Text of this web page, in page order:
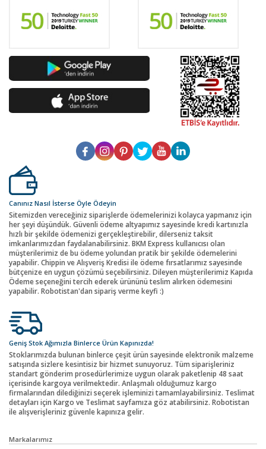
Canınız Nasıl İsterse Öyle Ödeyin
Sitemizden vereceğiniz siparişlerde ödemelerinizi kolayca yapmanız için
her şeyi düşündük. Güvenli ödeme altyapımız sayesinde kredi kartınızla
hızlı bir şekilde ödemenizi gerçekleştirebilir, dilerseniz taksit
imkanlarımızdan faydalanabilirsiniz. BKM Express kullanıcısı olan
müşterilerimiz de bu ödeme yolundan pratik bir şekilde ödemelerini
yapabilir. Chippin ve Alışveriş Kredisi ile ödeme fırsatlarımız sayesinde
bütçenize en uygun çözümü seçebilirsiniz. Dileyen müşterilerimiz Kapıda
Ödeme seçeneğini tercih ederek ürününü teslim alırken ödemesini
yapabilir. Robotistan'dan sipariş verme keyfi :)
Geniş Stok Ağımızla Binlerce Ürün Kapınızda!
Stoklarımızda bulunan binlerce çeşit ürün sayesinde elektronik malzeme
satışında sizlere kesintisiz bir hizmet sunuyoruz. Tüm siparişleriniz
standart gönderim prosedürlerimize uygun olarak paketlenip 48 saat
içerisinde kargoya verilmektedir. Anlaşmalı olduğumuz kargo
firmalarından dilediğinizi seçerek işleminizi tamamlayabilirsiniz. Teslimat
detayları için Kargo ve Teslimat sayfamıza göz atabilirsiniz. Robotistan
ile alışverişleriniz güvenle kapınıza gelir.
Markalarımız